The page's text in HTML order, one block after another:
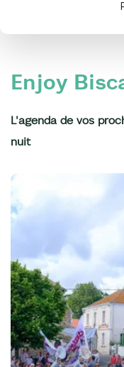
Enjoy
L'agenda de vos
nuit